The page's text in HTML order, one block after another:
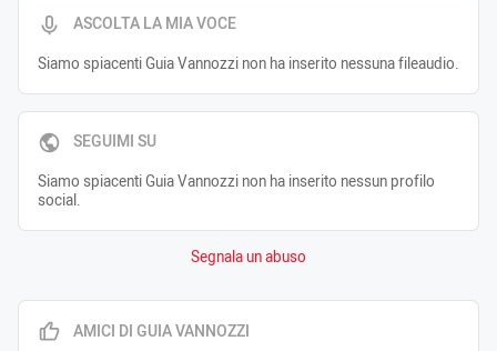
ASCOLTA LA MIA VOCE
Siamo spiacenti Guia Vannozzi non ha inserito nessuna fileaudio.
SEGUIMI SU
Siamo spiacenti Guia Vannozzi non ha inserito nessun profilo
social.
Segnala un abuso
AMICI DI GUIA VANNOZZI